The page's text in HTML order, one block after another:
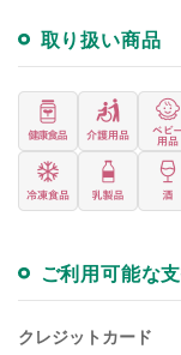
取り扱い商品
ご利用可能な
クレジットカード